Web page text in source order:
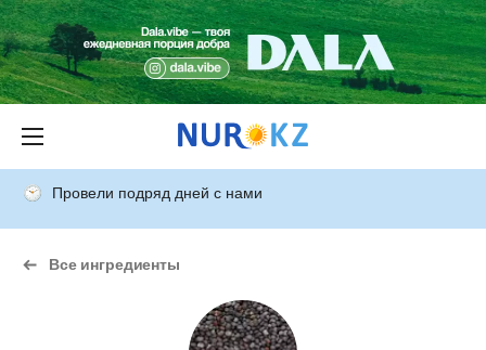
Провели подряд дней с нами
Все ингредиенты